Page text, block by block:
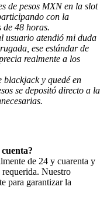
de pesos MXN en la slot
con la
de 48 horas.
usuario atendió mi duda
ese estándar de
realmente a los
blackjack y quedé en
se depositó directo a la
de 24 y cuarenta y
Nuestro
para garantizar la